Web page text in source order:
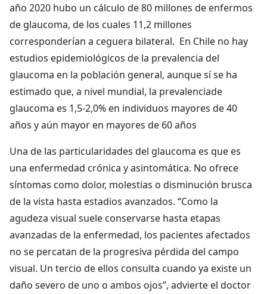
año 2020 hubo un cálculo de 80 millones de enfermos
de glaucoma, de los cuales 11,2 millones
corresponderían a ceguera bilateral. En Chile no hay
estudios epidemiológicos de la prevalencia del
glaucoma en la población general, aunque sí se ha
estimado que, a nivel mundial, la prevalenciade
glaucoma es 1,5-2,0% en individuos mayores de 40
años y aún mayor en mayores de 60 años
Una de las particularidades del glaucoma es que es
una enfermedad crónica y asintomática. No ofrece
síntomas como dolor, molestias o disminución brusca
de la vista hasta estadios avanzados. “Como la
agudeza visual suele conservarse hasta etapas
avanzadas de la enfermedad, los pacientes afectados
no se percatan de la progresiva pérdida del campo
visual. Un tercio de ellos consulta cuando ya existe un
daño severo de uno o ambos ojos”, advierte el doctor